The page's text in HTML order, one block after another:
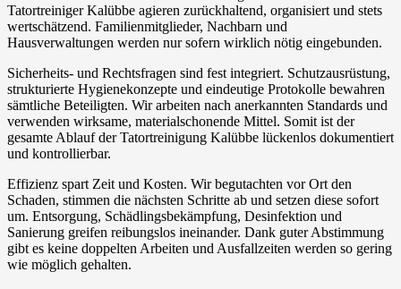
Tatortreiniger Kalübbe agieren zurückhaltend, organisiert und stets
wertschätzend. Familienmitglieder, Nachbarn und
Hausverwaltungen werden nur sofern wirklich nötig eingebunden.
Sicherheits- und Rechtsfragen sind fest integriert. Schutzausrüstung,
strukturierte Hygienekonzepte und eindeutige Protokolle bewahren
sämtliche Beteiligten. Wir arbeiten nach anerkannten Standards und
verwenden wirksame, materialschonende Mittel. Somit ist der
gesamte Ablauf der Tatortreinigung Kalübbe lückenlos dokumentiert
und kontrollierbar.
Effizienz spart Zeit und Kosten. Wir begutachten vor Ort den
Schaden, stimmen die nächsten Schritte ab und setzen diese sofort
um. Entsorgung, Schädlingsbekämpfung, Desinfektion und
Sanierung greifen reibungslos ineinander. Dank guter Abstimmung
gibt es keine doppelten Arbeiten und Ausfallzeiten werden so gering
wie möglich gehalten.